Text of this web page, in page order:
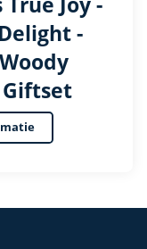
-
Giftset